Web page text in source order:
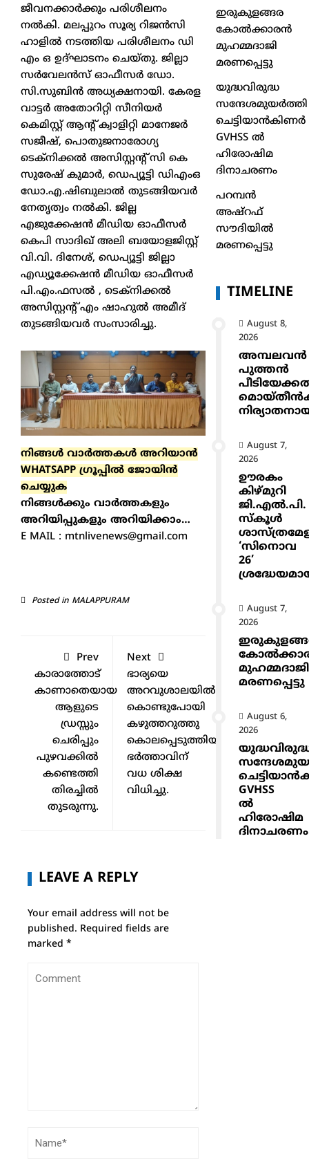
ജീവനക്കാര്‍ക്കും പരിശീലനം
നല്‍കി. മലപ്പുറം സൂര്യ റിജന്‍സി
ഹാളില്‍ നടത്തിയ പരിശീലനം ഡി
എം ഒ ഉദ്ഘാടനം ചെയ്തു. ജില്ലാ
സര്‍വേലന്‍സ് ഓഫീസര്‍ ഡോ.
സി.സുബിന്‍ അധ്യക്ഷനായി. കേരള
വാട്ടര്‍ അതോറിറ്റി സീനിയര്‍
കെമിസ്റ്റ് ആന്റ് ക്വാളിറ്റി മാനേജര്‍
സജീഷ്, പൊതുജനാരോഗ്യ
ടെക്‌നിക്കല്‍ അസിസ്റ്റന്റ് സി കെ
സുരേഷ് കുമാര്‍, ഡെപ്യൂട്ടി ഡിഎംഒ
ഡോ.എ.ഷിബുലാല്‍ തുടങ്ങിയവര്‍
നേതൃത്വം നല്‍കി. ജില്ല
എജുക്കേഷന്‍ മീഡിയ ഓഫീസര്‍
കെപി സാദിഖ് അലി ബയോളജിസ്റ്റ്
വി.വി. ദിനേശ്, ഡെപ്യൂട്ടി ജില്ലാ
എഡ്യൂക്കേഷന്‍ മീഡിയ ഓഫീസര്‍
പി.എം.ഫസല്‍ , ടെക്‌നിക്കല്‍
അസിസ്റ്റന്റ് എം ഷാഹുല്‍ അമീദ്
തുടങ്ങിയവര്‍ സംസാരിച്ചു.
നിങ്ങൾ വാർത്തകൾ അറിയാന്‍
WHATSAPP ഗ്രൂപ്പിൽ ജോയിൻ
ചെയ്യുക
നിങ്ങൾക്കും വാർത്തകളും
അറിയിപ്പുകളും അറിയിക്കാം…
E MAIL : mtnlivenews@gmail.com
Posted in MALAPPURAM
Prev
കാരാത്തോട്
കാണാതെയായ
ആളുടെ
ഡ്രസ്സും
ചെരിപ്പും
പുഴവക്കിൽ
കണ്ടെത്തി
തിരച്ചിൽ
തുടരുന്നു.
Next
ഭാര്യയെ
അറവുശാലയില്‍
കൊണ്ടുപോയി
കഴുത്തറുത്തു
കൊലപ്പെടുത്തിയ
ഭര്‍ത്താവിന്
വധ ശിക്ഷ
വിധിച്ചു.
LEAVE A REPLY
Your email address will not be
published. Required fields are
marked *
ഇരുകുളങ്ങര
കോൽക്കാരൻ
മുഹമ്മദാജി
മരണപ്പെട്ടു
യുദ്ധവിരുദ്ധ
സന്ദേശമുയർത്തി
ചെട്ടിയാൻകിണർ
GVHSS ൽ
ഹിരോഷിമ
ദിനാചരണം
പറമ്പൻ
അഷ്‌റഫ്
സൗദിയിൽ
മരണപ്പെട്ടു
TIMELINE
August 8,
2026
അമ്പലവൻ
പുത്തൻ
August 7,
2026
ഊരകം
കിഴ്മുറി
ജി.എൽ.പി.
സ്കൂൾ
‘സിനൊവ
26’
August 7,
2026
മുഹമ്മദാജി
മരണപ്പെട്ടു
August 6,
2026
GVHSS
ൽ
ഹിരോഷിമ
ദിനാചരണം